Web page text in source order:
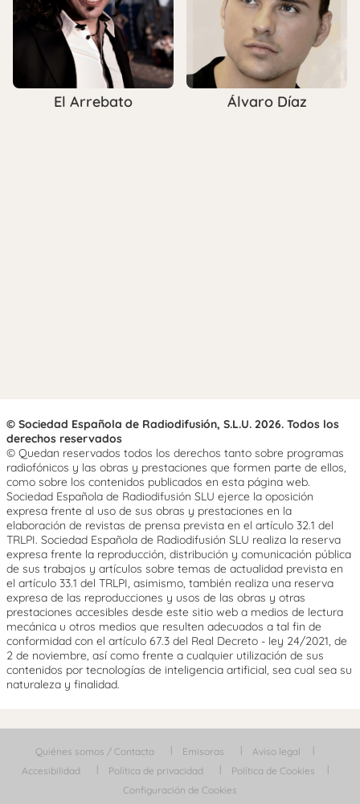
El Arrebato Álvaro Díaz
© Sociedad Española de Radiodifusión, S.L.U. 2026. Todos los
derechos reservados
© Quedan reservados todos los derechos tanto sobre programas
radiofónicos y las obras y prestaciones que formen parte de ellos,
como sobre los contenidos publicados en esta página web.
Sociedad Española de Radiodifusión SLU ejerce la oposición
expresa frente al uso de sus obras y prestaciones en la
elaboración de revistas de prensa prevista en el artículo 32.1 del
TRLPI. Sociedad Española de Radiodifusión SLU realiza la reserva
expresa frente la reproducción, distribución y comunicación pública
de sus trabajos y artículos sobre temas de actualidad prevista en
el artículo 33.1 del TRLPI, asimismo, también realiza una reserva
expresa de las reproducciones y usos de las obras y otras
prestaciones accesibles desde este sitio web a medios de lectura
mecánica u otros medios que resulten adecuados a tal fin de
conformidad con el artículo 67.3 del Real Decreto - ley 24/2021, de
2 de noviembre, así como frente a cualquier utilización de sus
contenidos por tecnologías de inteligencia artificial, sea cual sea su
naturaleza y finalidad.
Quiénes somos / Contacta Emisoras
Aviso legal
Accesibilidad
Política de privacidad
Política de Cookies
Configuración de Cookies